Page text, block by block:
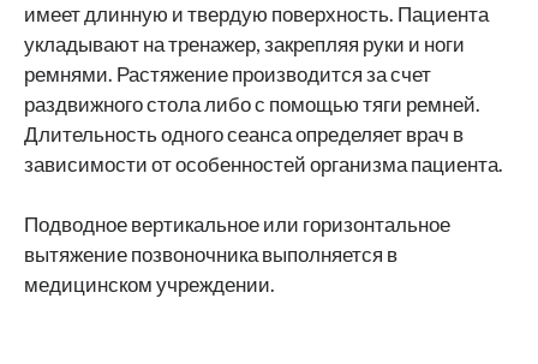
имеет длинную и твердую поверхность. Пациента
укладывают на тренажер, закрепляя руки и ноги
ремнями. Растяжение производится за счет
раздвижного стола либо с помощью тяги ремней.
Длительность одного сеанса определяет врач в
зависимости от особенностей организма пациента.
Подводное вертикальное или горизонтальное
вытяжение позвоночника выполняется в
медицинском учреждении.